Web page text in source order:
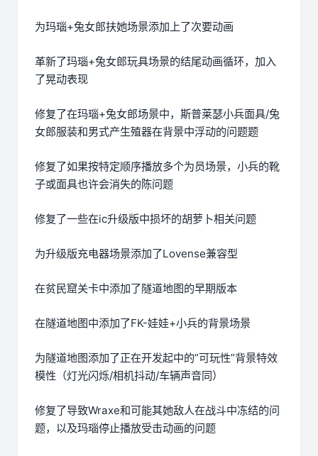
为玛瑙+兔女郎扶她场景添加上了次要动画
革新了玛瑙+兔女郎玩具场景的结尾动画循环，加入
了晃动表现
修复了在玛瑙+兔女郎场景中，斯普莱瑟小兵面具/兔
女郎服装和男式产生殖器在背景中浮动的问题题
修复了如果按特定顺序播放多个为员场景，小兵的靴
子或面具也许会消失的陈问题
修复了一些在ic升级版中损坏的胡萝卜相关问题
为升级版充电器场景添加了Lovense兼容型
在贫民窟关卡中添加了隧道地图的早期版本
在隧道地图中添加了FK-娃娃+小兵的背景场景
为隧道地图添加了正在开发起中的”可玩性”背景特效
模性（灯光闪烁/相机抖动/车辆声音同）
修复了导致Wraxe和可能其她敌人在战斗中冻结的问
题，以及玛瑙停止播放受击动画的问题